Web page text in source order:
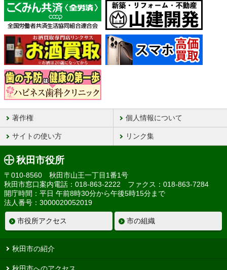
著作権 個人情報について
サイトの使い方 リンク集
秋田市役所
〒010-8560 秋田市山王一丁目1番1号
秋田市窓口案内電話：018-863-2222 ファクス：018-863-7284
開庁時間：平日 午前8時30分から午後5時15分まで
法人番号：3000020052019
市役所アクセス 市の組織
秋田市の紹介